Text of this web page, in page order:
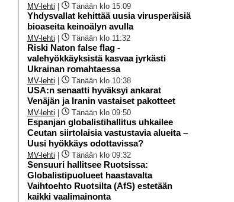
MV-lehti Tänään klo 15:09
Yhdysvallat kehittää uusia virusperäisiä
bioaseita keinoälyn avulla
MV-lehti Tänään klo 11:32
Riski Naton false flag -
valehyökkäyksistä kasvaa jyrkästi
Ukrainan romahtaessa
MV-lehti Tänään klo 10:38
USA:n senaatti hyväksyi ankarat
Venäjän ja Iranin vastaiset pakotteet
MV-lehti Tänään klo 09:50
Espanjan globalistihallitus uhkailee
Ceutan siirtolaisia vastustavia alueita –
Uusi hyökkäys odottavissa?
MV-lehti Tänään klo 09:32
Sensuuri hallitsee Ruotsissa:
Globalistipuolueet haastavalta
Vaihtoehto Ruotsilta (AfS) estetään
kaikki vaalimainonta